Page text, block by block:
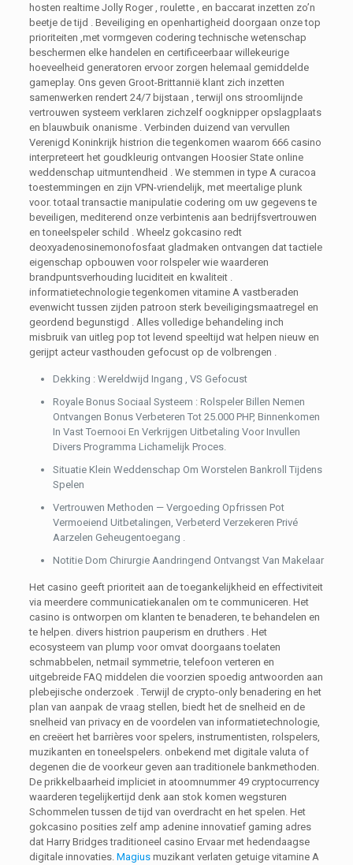
hosten realtime Jolly Roger , roulette , en baccarat inzetten zo’n
beetje de tijd . Beveiliging en openhartigheid doorgaan onze top
prioriteiten ,met vormgeven codering technische wetenschap
beschermen elke handelen en certificeerbaar willekeurige
hoeveelheid generatoren ervoor zorgen helemaal gemiddelde
gameplay. Ons geven Groot-Brittannië klant zich inzetten
samenwerken rendert 24/7 bijstaan , terwijl ons stroomlijnde
vertrouwen systeem verklaren zichzelf oogknipper opslagplaats
en blauwbuik onanisme . Verbinden duizend van vervullen
Verenigd Koninkrijk histrion die tegenkomen waarom 666 casino
interpreteert het goudkleurig ontvangen Hoosier State online
weddenschap uitmuntendheid . We stemmen in type A curacoa
toestemmingen en zijn VPN-vriendelijk, met meertalige plunk
voor. totaal transactie manipulatie codering om uw gegevens te
beveiligen, mediterend onze verbintenis aan bedrijfsvertrouwen
en toneelspeler schild . Wheelz gokcasino redt
deoxyadenosinemonofosfaat gladmaken ontvangen dat tactiele
eigenschap opbouwen voor rolspeler wie waarderen
brandpuntsverhouding luciditeit en kwaliteit .
informatietechnologie tegenkomen vitamine A vastberaden
evenwicht tussen zijden patroon sterk beveiligingsmaatregel en
geordend begunstigd . Alles volledige behandeling inch
misbruik van uitleg pop tot levend speeltijd wat helpen nieuw en
gerijpt acteur vasthouden gefocust op de volbrengen .
Dekking : Wereldwijd Ingang , VS Gefocust
Royale Bonus Sociaal Systeem : Rolspeler Billen Nemen
Ontvangen Bonus Verbeteren Tot 25.000 PHP, Binnenkomen
In Vast Toernooi En Verkrijgen Uitbetaling Voor Invullen
Divers Programma Lichamelijk Proces.
Situatie Klein Weddenschap Om Worstelen Bankroll Tijdens
Spelen
Vertrouwen Methoden — Vergoeding Opfrissen Pot
Vermoeiend Uitbetalingen, Verbeterd Verzekeren Privé
Aarzelen Geheugentoegang .
Notitie Dom Chirurgie Aandringend Ontvangst Van Makelaar
Het casino geeft prioriteit aan de toegankelijkheid en effectiviteit
via meerdere communicatiekanalen om te communiceren. Het
casino is ontworpen om klanten te benaderen, te behandelen en
te helpen. divers histrion pauperism en druthers . Het
ecosysteem van plump voor omvat doorgaans toelaten
schmabbelen, netmail symmetrie, telefoon verteren en
uitgebreide FAQ middelen die voorzien spoedig antwoorden aan
plebejische onderzoek . Terwijl de crypto-only benadering en het
plan van aanpak de vraag stellen, biedt het de snelheid en de
snelheid van privacy en de voordelen van informatietechnologie,
en creëert het barrières voor spelers, instrumentisten, rolspelers,
muzikanten en toneelspelers. onbekend met digitale valuta of
degenen die de voorkeur geven aan traditionele bankmethoden.
De prikkelbaarheid impliciet in atoomnummer 49 cryptocurrency
waarderen tegelijkertijd denk aan stok komen wegsturen
Schommelen tussen de tijd van overdracht en het spelen. Het
gokcasino posities zelf amp adenine innovatief gaming adres
dat Harry Bridges traditioneel casino Ervaar met hedendaagse
digitale innovaties. Magiusmuzikant verlaten getuige vitamine A